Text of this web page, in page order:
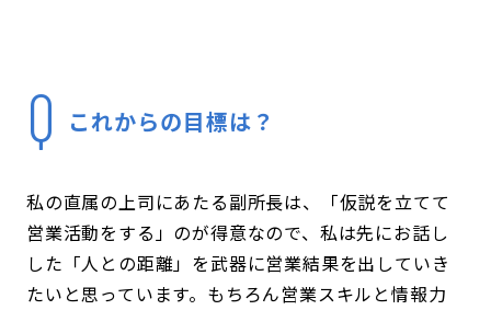
これからの目標は？
私の直属の上司にあたる副所長は、「仮説を立てて
営業活動をする」のが得意なので、私は先にお話し
した「人との距離」を武器に営業結果を出していき
たいと思っています。もちろん営業スキルと情報力